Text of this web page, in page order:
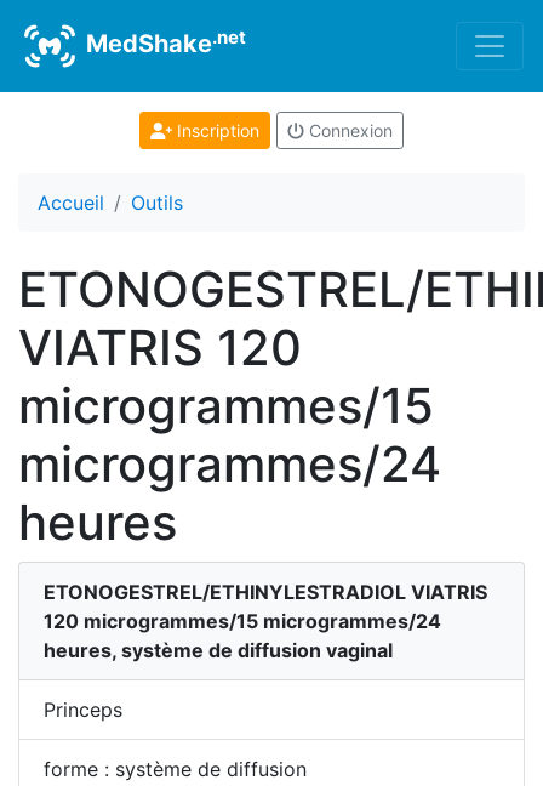
MedShake.net
Inscription Connexion
Accueil Outils
ETONOGESTREL/
VIATRIS 120
microgrammes/15
microgrammes/24
heures
ETONOGESTREL/ETHINYLESTRADIOL VIATRIS
120 microgrammes/15 microgrammes/24
heures, système de diffusion vaginal
Princeps
forme : système de diffusion